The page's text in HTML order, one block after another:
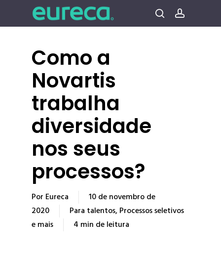
conteúdo
principal
procuraconta
Como a
Novartis
trabalha
diversidade
nos seus
processos?
Por Eureca
10 de novembro de
2020
Para talentos,Processos seletivos
e mais
4 min de leitura